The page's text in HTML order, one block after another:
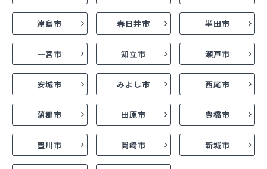
津島市 春日井市 半田市
一宮市 知立市 瀬戸市
安城市 みよし市 西尾市
蒲郡市 田原市 豊橋市
豊川市 岡崎市 新城市